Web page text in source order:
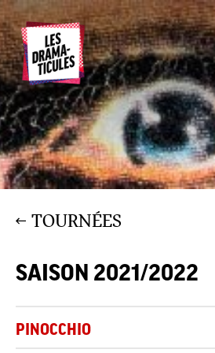
TOURNÉES
SAISON 2021/2022
PINOCCHIO